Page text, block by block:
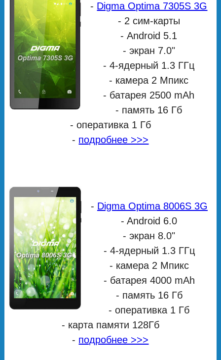
- Digma Optima 7305S 3G
- 2 сим-карты
- Android 5.1
- экран 7.0"
- 4-ядерный 1.3 ГГц
- камера 2 Мпикс
- батарея 2500 mAh
- память 16 Гб
- оперативка 1 Гб
- подробнее >>>
- Digma Optima 8006S 3G
- Android 6.0
- экран 8.0"
- 4-ядерный 1.3 ГГц
- камера 2 Мпикс
- батарея 4000 mAh
- память 16 Гб
- оперативка 1 Гб
- карта памяти 128Гб
- подробнее >>>